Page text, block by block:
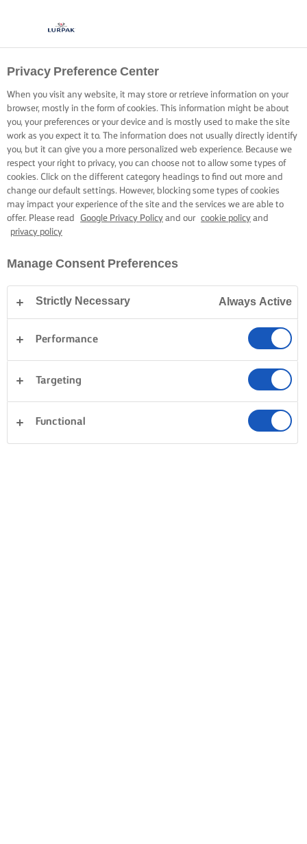
Privacy Preference Center
When you visit any website, it may store or retrieve information on your
browser, mostly in the form of cookies. This information might be about
you, your preferences or your device and is mostly used to make the site
work as you expect it to. The information does not usually directly identify
you, but it can give you a more personalized web experience. Because we
respect your right to privacy, you can choose not to allow some types of
cookies. Click on the different category headings to find out more and
change our default settings. However, blocking some types of cookies
may impact your experience of the site and the services we are able to
offer. Please read
Google Privacy Policy and our cookie policy and
privacy policy
Manage Consent Preferences
Strictly Necessary Always Active
Performance
Targeting
Functional